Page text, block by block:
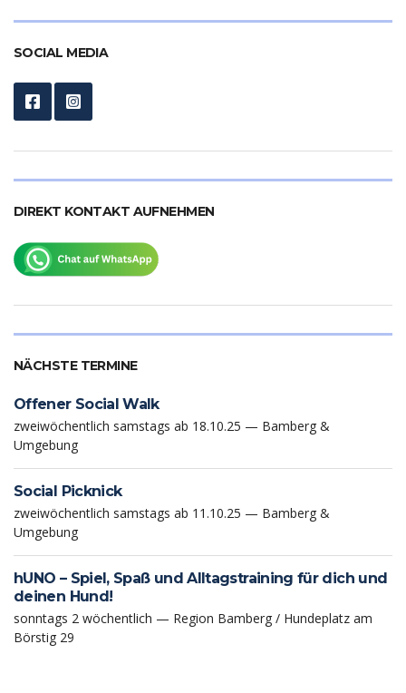
SOCIAL MEDIA
DIREKT KONTAKT AUFNEHMEN
NÄCHSTE TERMINE
Offener Social Walk
zweiwöchentlich samstags ab 18.10.25 — Bamberg &
Umgebung
Social Picknick
zweiwöchentlich samstags ab 11.10.25 — Bamberg &
Umgebung
hUNO – Spiel, Spaß und Alltagstraining für dich und
deinen Hund!
sonntags 2 wöchentlich — Region Bamberg / Hundeplatz am
Börstig 29